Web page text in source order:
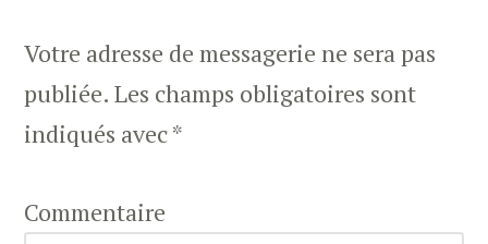
Votre adresse de messagerie ne sera pas
publiée. Les champs obligatoires sont
indiqués avec*
Commentaire